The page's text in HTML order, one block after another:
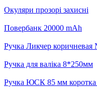
Окуляри прозорі захисні
Повербанк 20000 mAh
Ручка Ликчер
Ручка для валіка 8*250мм
Ручка ЮСК 85 мм коротка